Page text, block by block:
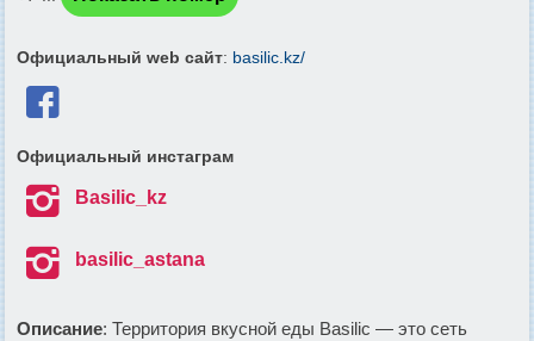
Официальный web сайт: basilic.kz/

Официальный инстаграм
 Basilic_kz
 basilic_astana
Описание: Территория вкусной еды Basilic — это сеть